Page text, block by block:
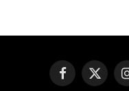
Facebook
X